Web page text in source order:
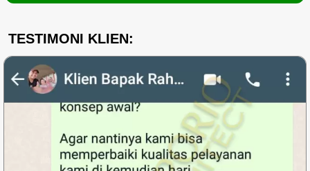
TESTIMONI KLIEN: